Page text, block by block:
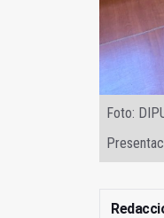
Foto: